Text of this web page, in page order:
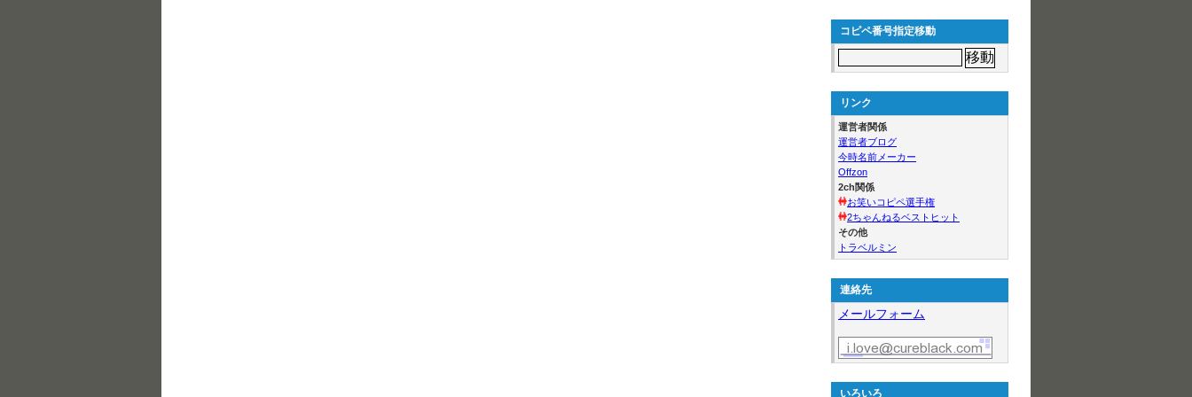
コピペ番号指定移動
リンク
運営者関係
運営者ブログ
今時名前メーカー
Offzon
2ch関係
お笑いコピペ選手権
2ちゃんねるベストヒット
その他
トラベルミン
連絡先
メールフォーム
いろいろ